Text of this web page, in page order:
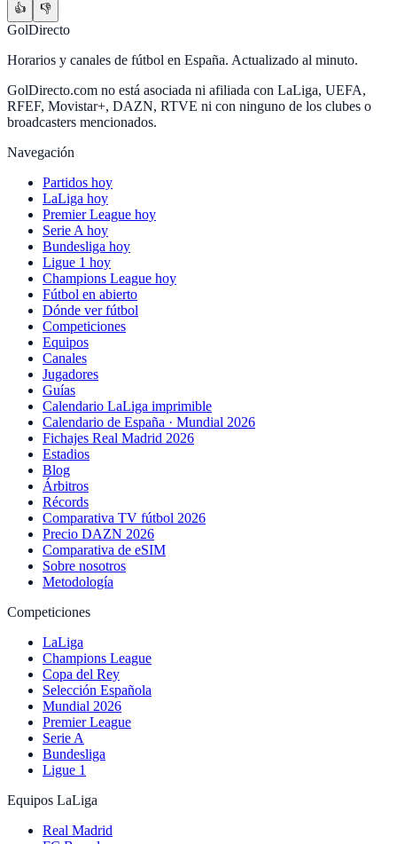
👍 👎
GolDirecto
Horarios y canales de fútbol en España. Actualizado al minuto.
GolDirecto.com no está asociada ni afiliada con LaLiga, UEFA,
RFEF, Movistar+, DAZN, RTVE ni con ninguno de los clubes o
broadcasters mencionados.
Navegación
Partidos hoy
LaLiga hoy
Premier League hoy
Serie A hoy
Bundesliga hoy
Ligue 1 hoy
Champions League hoy
Fútbol en abierto
Dónde ver fútbol
Competiciones
Equipos
Canales
Jugadores
Guías
Calendario LaLiga imprimible
Calendario de España · Mundial 2026
Fichajes Real Madrid 2026
Estadios
Blog
Árbitros
Récords
Comparativa TV fútbol 2026
Precio DAZN 2026
Comparativa de eSIM
Sobre nosotros
Metodología
Competiciones
LaLiga
Champions League
Copa del Rey
Selección Española
Mundial 2026
Premier League
Serie A
Bundesliga
Ligue 1
Equipos LaLiga
Real Madrid